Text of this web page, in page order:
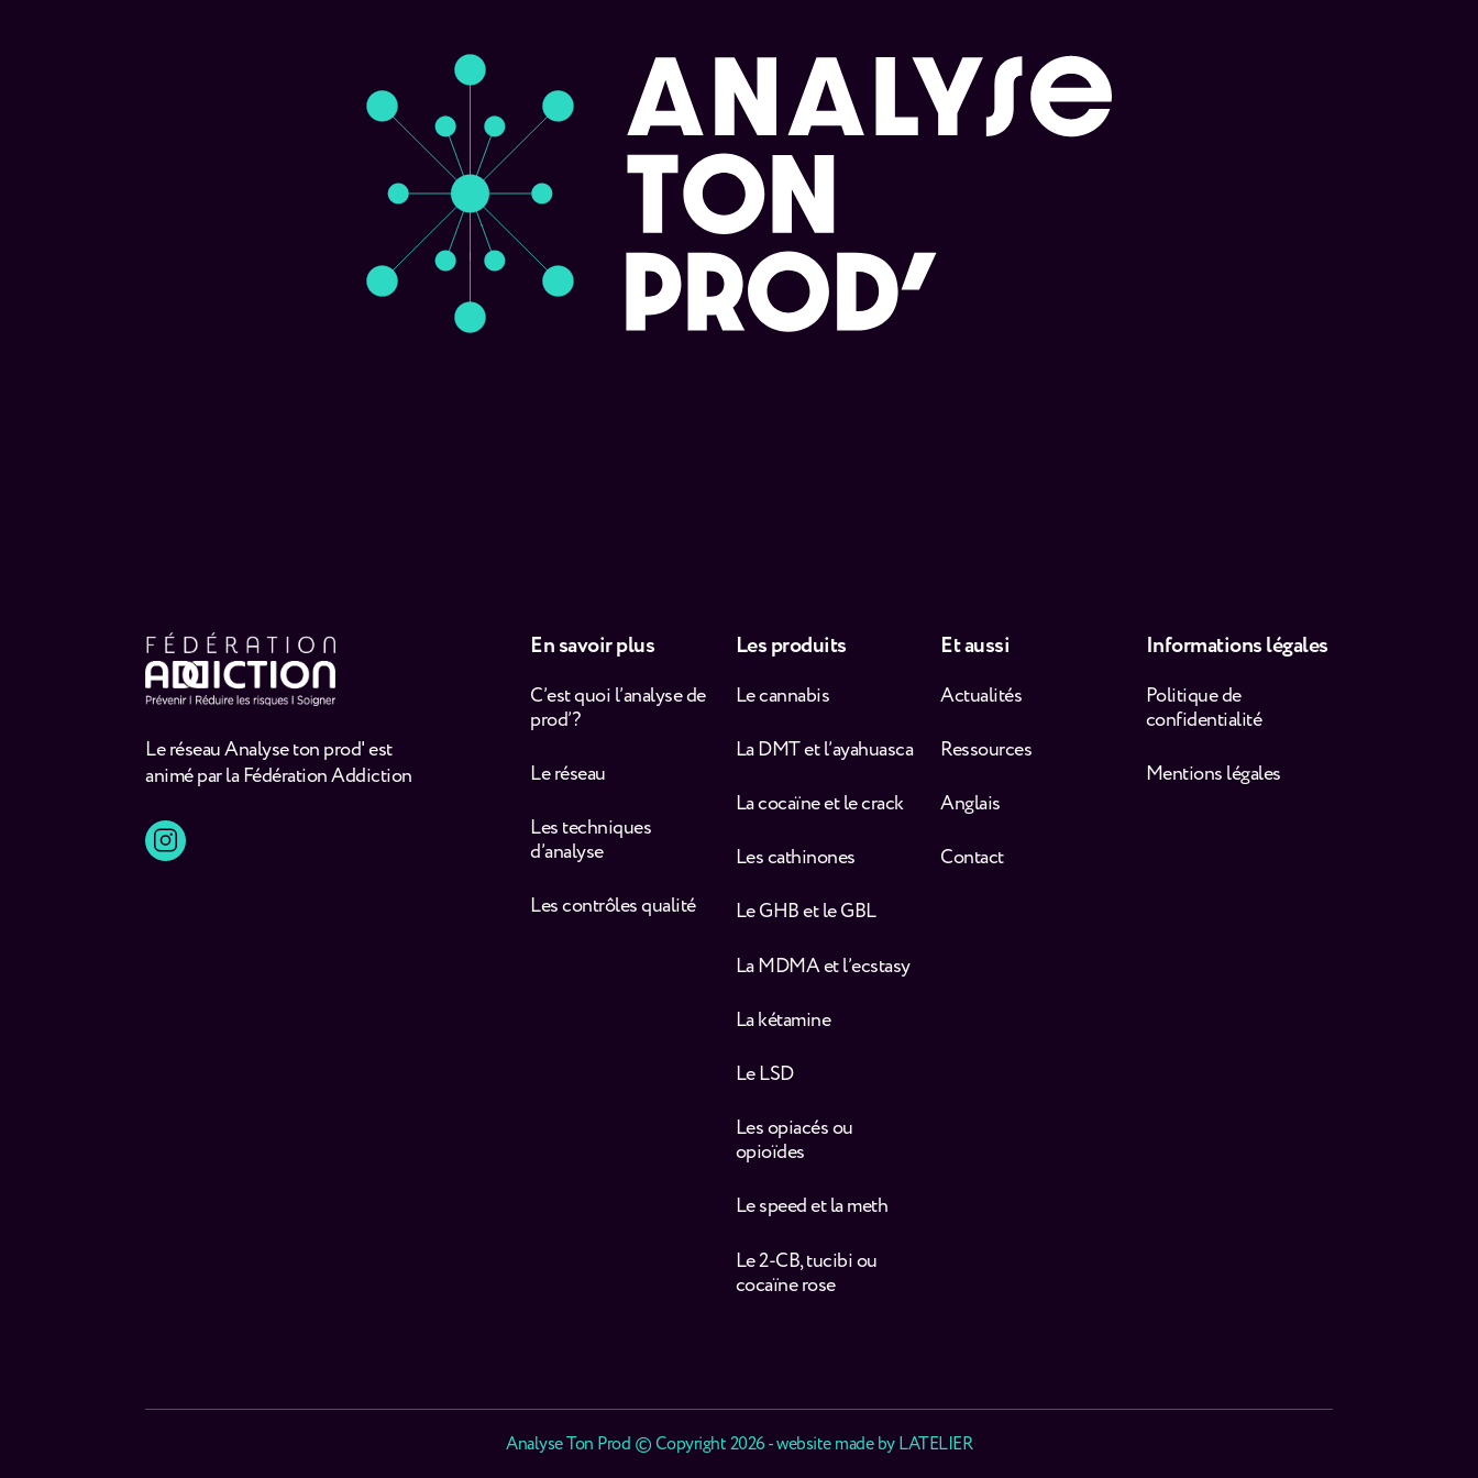
Le réseau Analyse ton prod' est
animé par la Fédération Addiction
En savoir plus
C’est quoi l’analyse de
prod’ ?
Le réseau
Les techniques
d’analyse
Les contrôles qualité
Les produits
Le cannabis
La DMT et l’ayahuasca
La cocaïne et le crack
Les cathinones
Le GHB et le GBL
La MDMA et l’ecstasy
La kétamine
Le LSD
Les opiacés ou
opioïdes
Le speed et la meth
Le 2-CB, tucibi ou
cocaïne rose
Et aussi
Actualités
Ressources
Anglais
Contact
Informations légales
Politique de
confidentialité
Mentions légales
Analyse Ton Prod © Copyright 2026 - website made byLATELIER